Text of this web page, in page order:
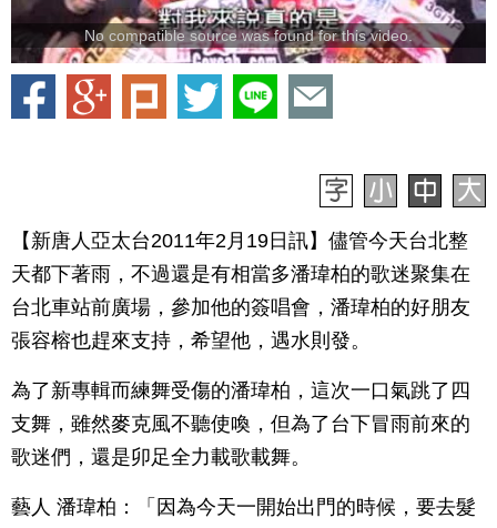
No compatible source was found for this video.
【新唐人亞太台2011年2月19日訊】儘管今天台北整
天都下著雨，不過還是有相當多潘瑋柏的歌迷聚集在
台北車站前廣場，參加他的簽唱會，潘瑋柏的好朋友
張容榕也趕來支持，希望他，遇水則發。
為了新專輯而練舞受傷的潘瑋柏，這次一口氣跳了四
支舞，雖然麥克風不聽使喚，但為了台下冒雨前來的
歌迷們，還是卯足全力載歌載舞。
藝人 潘瑋柏：「因為今天一開始出門的時候，要去髮